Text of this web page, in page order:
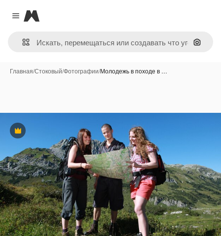
Close menu
Magnific
Поиск
Главная/Стоковый/Фотографии/Молодежь в походе в …
Премиум